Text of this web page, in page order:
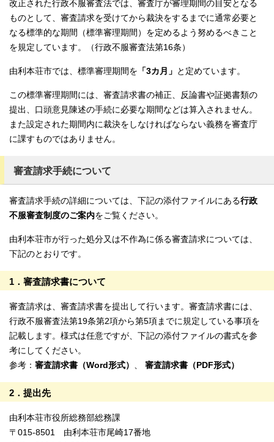
改正された行政不服審査法では、審査庁が審理期間の目安となる
ものとして、審査請求を受けてから裁決をするまでに通常必要と
なる標準的な期間（標準審理期間）を定めるよう努めるべきこと
を規定しています。（行政不服審査法第16条）
由利本荘市では、標準審理期間を 「3カ月」 と定めています。
この標準審理期間には、審査請求書の補正、反論書や証拠書類の
提出、口頭意見陳述の手続に必要な期間などは算入されません。
また設定された期間内に裁決をしなければならない義務を審査庁
に課すものではありません。
審査請求手続について
審査請求手続の詳細については、下記の添付ファイルにある行政
不服審査制度のご案内をご覧ください。
由利本荘市が行った処分又は不作為に係る審査請求については、
下記のとおりです。
1．審査請求書について
審査請求は、審査請求書を提出して行います。審査請求書には、
行政不服審査法第19条第2項から第5項までに規定している事項を
記載します。様式は任意ですが、下記の添付ファイルの書式を参
考にしてください。
参考： 審査請求書（Word形式） 、 審査請求書（PDF形式）
2．提出先
由利本荘市役所総務部総務課
〒015-8501 由利本荘市尾崎17番地